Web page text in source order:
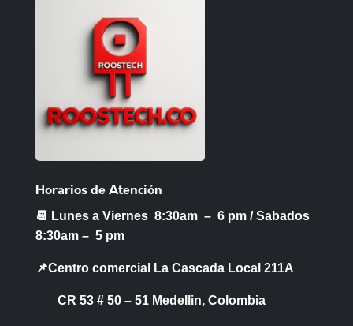
Horarios de Atención
📆 Lunes a Viernes 8:30am – 6 pm /Sabados
8:30am – 5 pm
📌Centro comercial La Cascada Local 211A
CR 53 # 50 – 51 Medellin, Colombia